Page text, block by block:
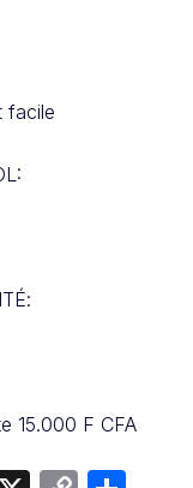
facile
:
15.000 F CFA